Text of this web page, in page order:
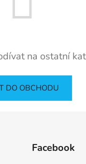
na ostatní
DO OBCHODU
Facebook